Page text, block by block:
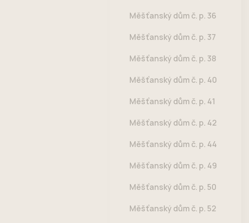
Měšťanský dům č. p. 36
Měšťanský dům č. p. 37
Měšťanský dům č. p. 38
Měšťanský dům č. p. 40
Měšťanský dům č. p. 41
Měšťanský dům č. p. 42
Měšťanský dům č. p. 44
Měšťanský dům č. p. 49
Měšťanský dům č. p. 50
Měšťanský dům č. p. 52